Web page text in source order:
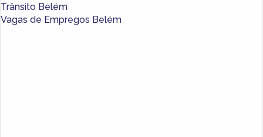
Trânsito Belém
Vagas de Empregos Belém